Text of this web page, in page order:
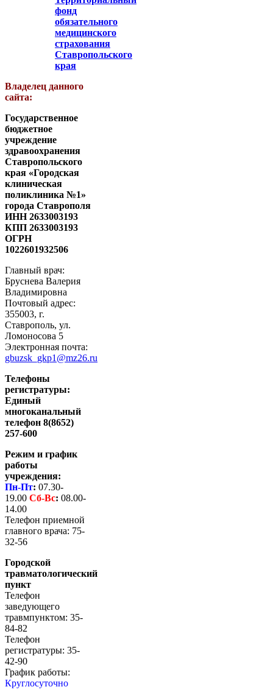
фонд
обязательного
медицинского
страхования
Ставропольского
края
Владелец данного
сайта:
Государственное
бюджетное
учреждение
здравоохранения
Ставропольского
края «Городская
клиническая
поликлиника №1»
города Ставрополя
ИНН 2633003193
КПП 2633003193
ОГРН
1022601932506
Главный врач:
Бруснева Валерия
Владимировна
Почтовый адрес:
355003, г.
Ставрополь, ул.
Ломоносова 5
Электронная почта:
gbuzsk_gkp1@mz26.ru
Телефоны
регистратуры:
Единый
многоканальный
телефон 8(8652)
257-600
Режим и график
работы
учреждения:
Пн-Пт: 07.30-
19.00 Сб-Вс: 08.00-
14.00
Телефон приемной
главного врача: 75-
32-56
Городской
травматологический
пункт
Телефон
заведующего
травмпунктом: 35-
84-82
Телефон
регистратуры: 35-
42-90
График работы:
Круглосуточно